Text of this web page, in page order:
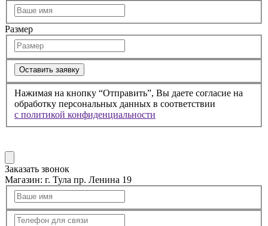
Размер
Оставить заявку
Нажимая на кнопку “Отправить”, Вы даете согласие на
обработку персональных данных в соответствии
с политикой конфиденциальности
Заказать звонок
Магазин: г. Тула пр. Ленина 19